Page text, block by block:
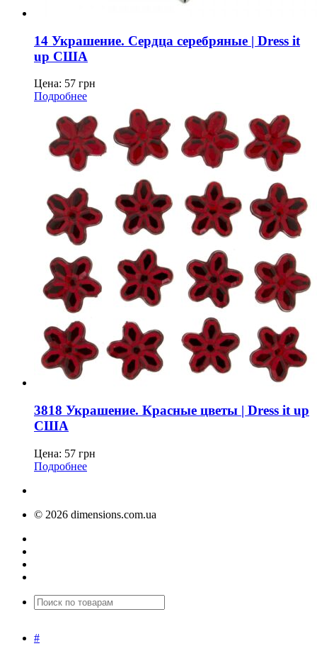
14 Украшение. Сердца серебряные | Dress it
up США
Цена: 57 грн
Подробнее
3818 Украшение. Красные цветы | Dress it up
США
Цена: 57 грн
Подробнее
© 2026 dimensions.com.ua
#